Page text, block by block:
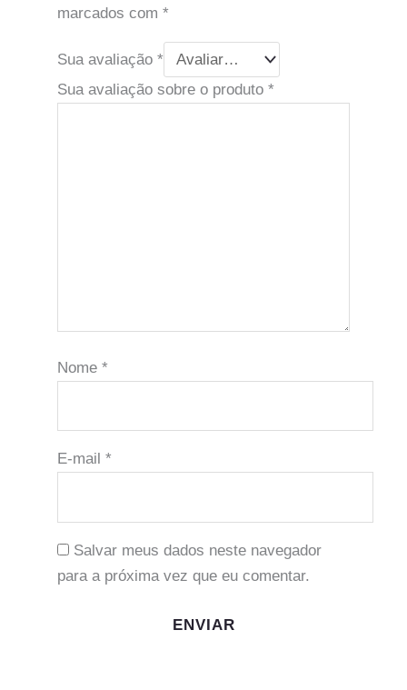
marcados com *
Sua avaliação *
Sua avaliação sobre o produto *
Nome *
E-mail *
Salvar meus dados neste navegador
para a próxima vez que eu comentar.